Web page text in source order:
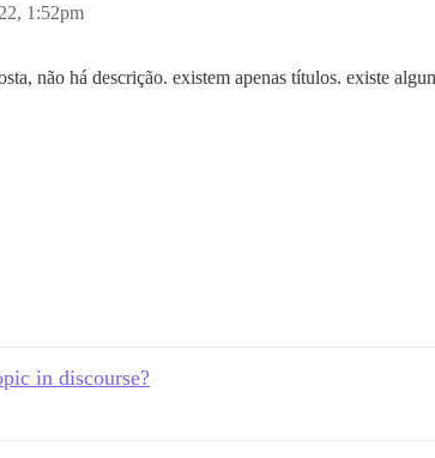
1:52pm
não há descrição. existem apenas títulos. existe
in discourse?